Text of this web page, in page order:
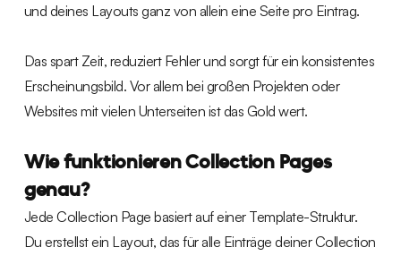
und deines Layouts ganz von allein eine Seite pro Eintrag.
Das spart Zeit, reduziert Fehler und sorgt für ein konsistentes
Erscheinungsbild. Vor allem bei großen Projekten oder
Websites mit vielen Unterseiten ist das Gold wert.
Wie funktionieren Collection Pages
genau?
Jede Collection Page basiert auf einer Template-Struktur.
Du erstellst ein Layout, das für alle Einträge deiner Collection